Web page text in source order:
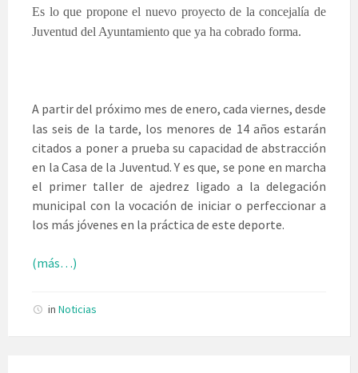
Es lo que propone el nuevo proyecto de la concejalía de
Juventud del Ayuntamiento que ya ha cobrado forma.
A partir del próximo mes de enero, cada viernes, desde
las seis de la tarde, los menores de 14 años estarán
citados a poner a prueba su capacidad de abstracción
en la Casa de la Juventud. Y es que, se pone en marcha
el primer taller de ajedrez ligado a la delegación
municipal con la vocación de iniciar o perfeccionar a
los más jóvenes en la práctica de este deporte.
(más…)
in Noticias